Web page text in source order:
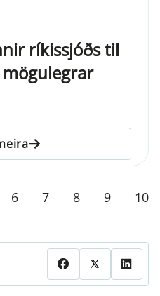
ríkissjóðs til
6 7 8 9 10